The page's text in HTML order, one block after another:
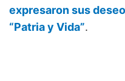
expresaron sus
“Patria y Vida”.